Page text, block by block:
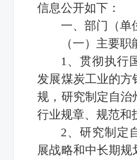
信息公开如下：
一、部门（单
（一）主要职
1、贯彻执行
发展煤炭工业的方
规，研究制定自治
行业规章、规范和
2、研究制定
展战略和中长期规